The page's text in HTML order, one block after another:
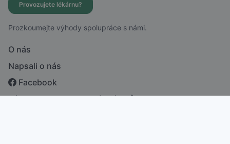
Provozujete lékárnu?
Prozkoumejte výhody spolupráce s námi.
O nás
Napsali o nás
Facebook
Zásady ochrany osobních údajů